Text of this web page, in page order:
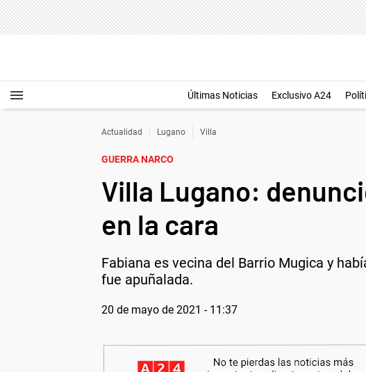
Últimas Noticias Exclusivo A24
Actualidad Lugano Villa
GUERRA NARCO
Villa Lugano:
en la cara
Fabiana es vecina del Barrio Mugica y
fue apuñalada.
20 de mayo de 2021 - 11:37